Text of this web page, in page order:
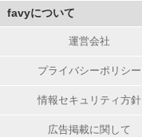
favyについて
運営会社
プライバシーポリシー
情報セキュリティ方針
広告掲載に関して